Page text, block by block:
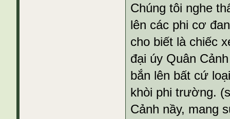
Chúng tôi nghe
lên các phi cơ
cho biết là chiếc
đại úy Quân
bắn lên bất cứ
khòi phi trường.
Cảnh nầy, mang